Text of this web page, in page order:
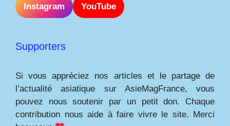
Instagram YouTube
Supporters
Si vous appréciez nos articles et le partage de
l’actualité asiatique sur AsieMagFrance, vous
pouvez nous soutenir par un petit don. Chaque
contribution nous aide à faire vivre le site. Merci